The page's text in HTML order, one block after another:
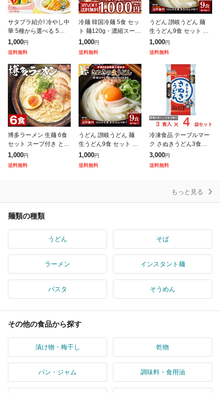
サタプラ紹介! 冷やし中
華 5種から選べる 5食 6
食 レモンちゃん シーク
ワーサーちゃん うめね
プレミ
1,000円
送料無料
冷麺 韓国冷麺 5食 セッ
ト 麺120g・濃縮スープ
30g×各5袋 メール便 送
料無料 他商品と同梱不
1,000円
送料無料
うどん 讃岐うどん 麺
生うどん9食 セット 送
料無料(300g(3食)×3袋)
普通麺 麺のみ [メール
1,000円
送料無料
博多ラーメン 生麺 6食
セット スープ付き とん
こつラーメン ご当地 送
料無料 福岡 屋台 豚骨
1,000円
送料無料
うどん 讃岐うどん 麺
生うどん9食 セット 送
料無料(300g(3食)×3袋)
普通麺 麺のみ [メール
1,000円
送料無料
冷凍食品 テーブルマー
ク さぬきうどん3食入×
4袋 冷凍 うどん さぬき
うどん 讃岐うどん
3,000円
送料無料
もっと見る
麺類の種類
うどん そば
ラーメン インスタント麺
パスタ そうめん
その他の食品から探す
漬け物・梅干し 乾物
パン・ジャム 調味料・食用油